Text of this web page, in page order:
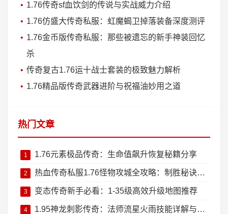
1.76传奇sf血饮剑的传说与实战威力介绍
1.76仿盛大传奇私服：虹魔蝎卫掉落装备深度测评
1.76金币版传奇私服：那些被遗忘的新手神装回忆
杀
传奇复古1.76运十战士套装的极致魅力解析
1.76精品版传奇武器进阶与祝福油妙用之道
热门文章
1 1.76元素极品传奇：生命值飙升恢复秘籍分享
2 热血传奇私服1.76怪物攻城全攻略：制胜秘诀大公开
3 变态传奇新手必看：1-35级高效升级地图推荐
4 1.95神龙刺影传奇：法师流星火雨技能详解与实战技巧